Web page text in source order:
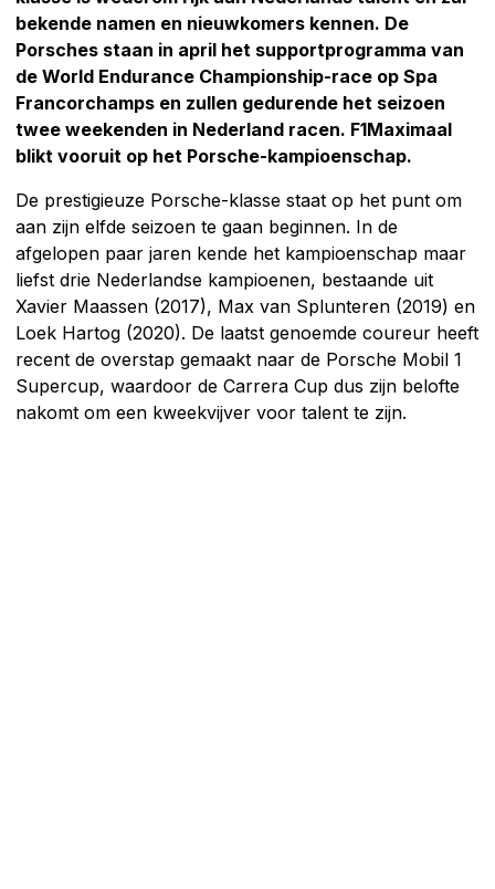
bekende namen en nieuwkomers kennen. De
Porsches staan in april het supportprogramma van
de World Endurance Championship-race op Spa
Francorchamps en zullen gedurende het seizoen
twee weekenden in Nederland racen. F1Maximaal
blikt vooruit op het Porsche-kampioenschap.
De prestigieuze Porsche-klasse staat op het punt om
aan zijn elfde seizoen te gaan beginnen. In de
afgelopen paar jaren kende het kampioenschap maar
liefst drie Nederlandse kampioenen, bestaande uit
Xavier Maassen (2017), Max van Splunteren (2019) en
Loek Hartog (2020). De laatst genoemde coureur heeft
recent de overstap gemaakt naar de Porsche Mobil 1
Supercup, waardoor de Carrera Cup dus zijn belofte
nakomt om een kweekvijver voor talent te zijn.